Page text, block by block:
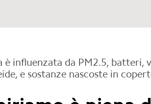
è influenzata da PM2.5, batteri,
e sostanze nascoste in